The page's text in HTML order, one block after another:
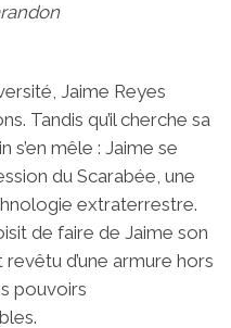
Jaime Reyes
Tandis qu’il cherche sa
s’en mêle : Jaime se
du Scarabée, une
extraterrestre.
de faire de Jaime son
d’une armure hors
pouvoirs